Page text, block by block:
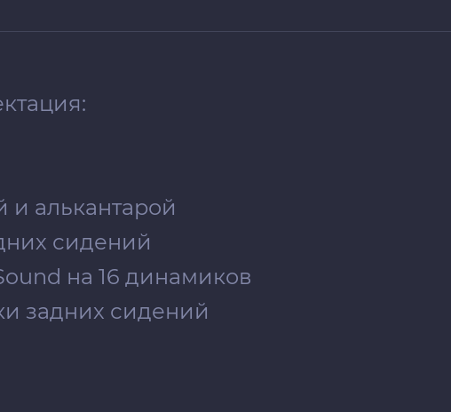
и алькантарой
сидений
на 16 динамиков
задних сидений